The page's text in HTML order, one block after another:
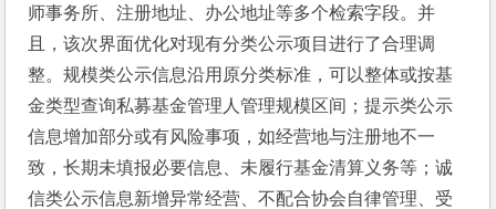
师事务所、注册地址、办公地址等多个检索字段。并
且，该次界面优化对现有分类公示项目进行了合理调
整。规模类公示信息沿用原分类标准，可以整体或按基
金类型查询私募基金管理人管理规模区间；提示类公示
信息增加部分或有风险事项，如经营地与注册地不一
致，长期未填报必要信息、未履行基金清算义务等；诚
信类公示信息新增异常经营、不配合协会自律管理、受